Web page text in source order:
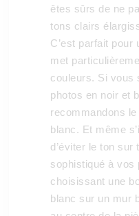
êtes sûrs de ne
tons clairs
C’est parfait pour
met
couleurs. Si vous
photos en noir et
recommandons
blanc. Et même
d’éviter le ton sur
sophistiqué à vos
choisissant une
blanc sur un mur